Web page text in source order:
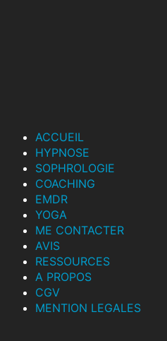
ACCUEIL
HYPNOSE
SOPHROLOGIE
COACHING
EMDR
YOGA
ME CONTACTER
AVIS
RESSOURCES
A PROPOS
CGV
MENTION LEGALES